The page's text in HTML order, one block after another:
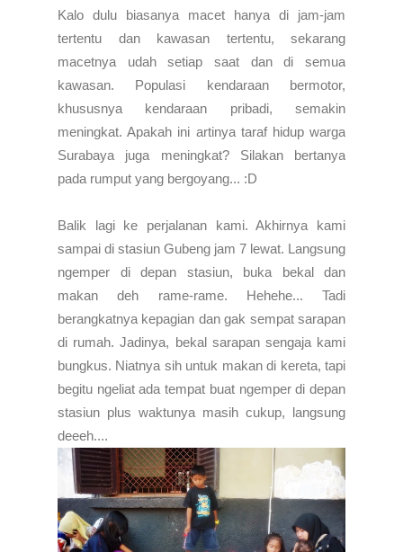
Kalo dulu biasanya macet hanya di jam-jam
tertentu dan kawasan tertentu, sekarang
macetnya udah setiap saat dan di semua
kawasan. Populasi kendaraan bermotor,
khususnya kendaraan pribadi, semakin
meningkat. Apakah ini artinya taraf hidup warga
Surabaya juga meningkat? Silakan bertanya
pada rumput yang bergoyang... :D
Balik lagi ke perjalanan kami. Akhirnya kami
sampai di stasiun Gubeng jam 7 lewat. Langsung
ngemper di depan stasiun, buka bekal dan
makan deh rame-rame. Hehehe... Tadi
berangkatnya kepagian dan gak sempat sarapan
di rumah. Jadinya, bekal sarapan sengaja kami
bungkus. Niatnya sih untuk makan di kereta, tapi
begitu ngeliat ada tempat buat ngemper di depan
stasiun plus waktunya masih cukup, langsung
deeeh....